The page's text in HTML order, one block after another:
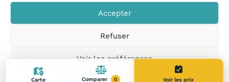
Accepter
Refuser
Voir les préférences
suggestions|Politique de
cookies
Carte Comparer 0 Voir les prix